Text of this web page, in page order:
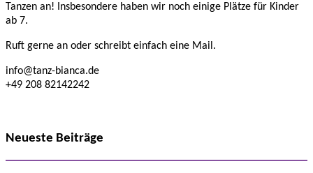
Tanzen an! Insbesondere haben wir noch einige Plätze für Kinder
ab 7.
Ruft gerne an oder schreibt einfach eine Mail.
info@tanz-bianca.de
+49 208 82142242
Neueste Beiträge